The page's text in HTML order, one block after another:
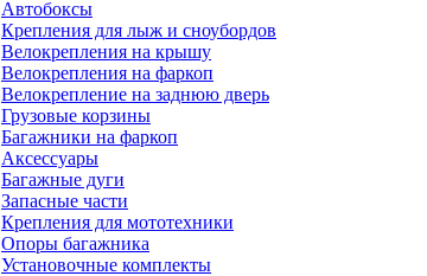
Автобоксы
Крепления для лыж и сноубордов
Велокрепления на крышу
Велокрепления на фаркоп
Велокрепление на заднюю дверь
Грузовые корзины
Багажники на фаркоп
Аксессуары
Багажные дуги
Запасные части
Крепления для мототехники
Опоры багажника
Установочные комплекты